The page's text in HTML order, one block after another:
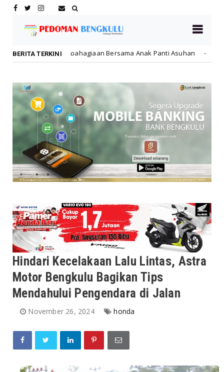
BERITA TERKINI
Bersama Anak Panti Asuhan Daerah Dikbud Kota
Hindari Kecelakaan Lalu Lintas, Astra
Motor Bengkulu Bagikan Tips
Mendahului Pengendara di Jalan
November 26, 2024 honda